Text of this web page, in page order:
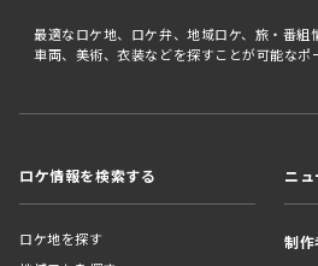
最適なロケ地、ロケ弁、地域ロケ、旅・番組
車両、美術、衣装などを探すことが可能なポ
ロケ情報を検索する
ロケ地を探す
ニュ
制作